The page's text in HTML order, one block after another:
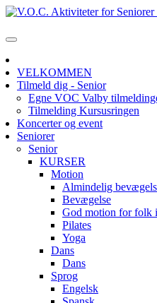
VELKOMMEN
Tilmeld dig - Senior
Egne VOC Valby
Tilmelding Kursusringen
Koncerter og event
Seniorer
Senior
KURSER
Motion
Almindelig
Bevægelse
God motion for folk
Pilates
Yoga
Dans
Dans
Sprog
Engelsk